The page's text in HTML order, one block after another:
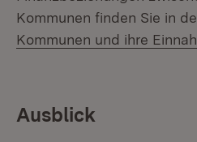
Kommunen finden Sie in
Kommunen und ihre
Ausblick